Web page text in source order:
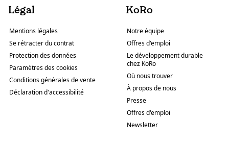
Légal
Mentions légales
Se rétracter du contrat
Protection des données
Paramètres des cookies
Conditions générales de vente
Déclaration d'accessibilité
KoRo
Notre équipe
Offres d'emploi
Le développement durable
chez KoRo
Où nous trouver
À propos de nous
Presse
Offres d'emploi
Newsletter